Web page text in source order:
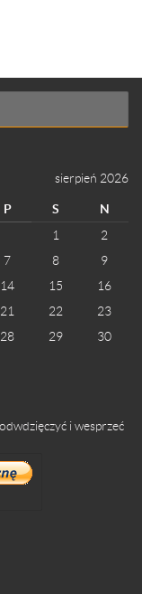
sierpień 2026
P S N
1
2
7 8
9
14 15
16
21 22
23
28 29
30
i wesprzeć